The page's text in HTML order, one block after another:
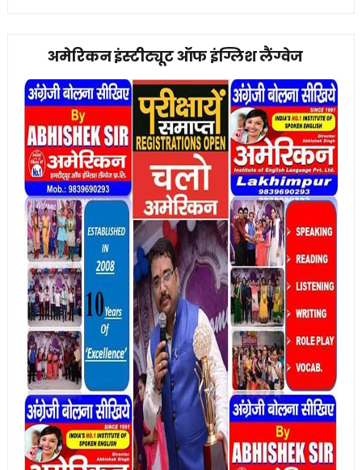
अमेरिकन इंस्टीट्यूट ऑफ इंग्लिश लैंग्वेज